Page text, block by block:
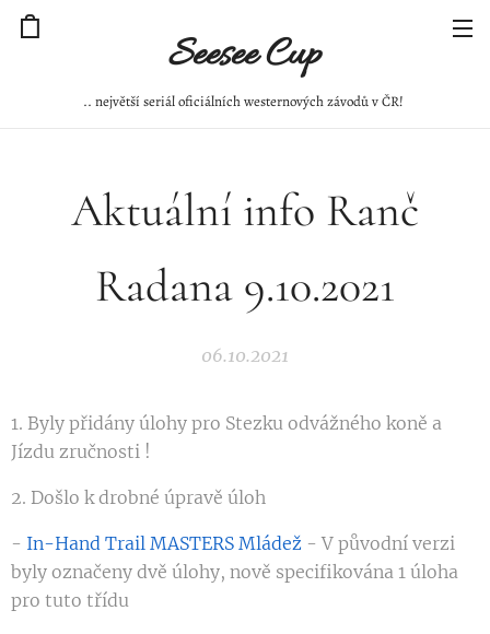
Seesee Cup
.. největší seriál oficiálních westernových závodů v ČR!
Aktuální info Ranč
Radana 9.10.2021
06.10.2021
1. Byly přidány úlohy pro Stezku odvážného koně a
Jízdu zručnosti !
2. Došlo k drobné úpravě úloh
- In-Hand Trail MASTERS Mládež - V původní verzi
byly označeny dvě úlohy, nově specifikována 1 úloha
pro tuto třídu